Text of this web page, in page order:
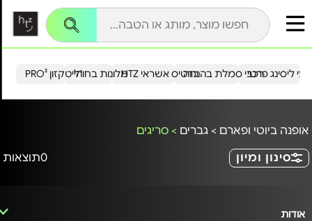
הייטקזון PRO²מלונות בחו"ל כרטיס אשראי HTZ ליסינג פרטירכבי סמלת בהנחה
אופנה ביוטי ופארם > גברים > סריגים
סינון ומיון
0תוצאות
אודות